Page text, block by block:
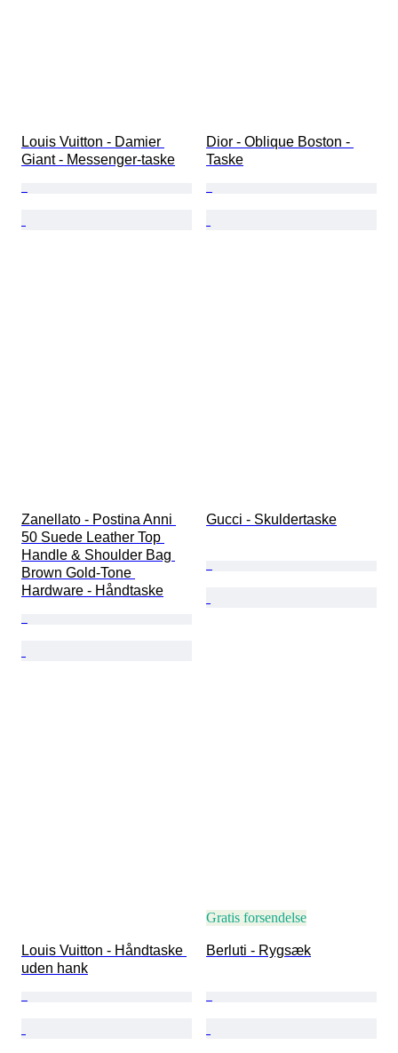
Louis Vuitton - Damier
Giant - Messenger-taske
Dior - Oblique Boston -
Taske
Zanellato - Postina Anni
50 Suede Leather Top
Handle & Shoulder Bag
Brown Gold-Tone
Hardware - Håndtaske
Gucci - Skuldertaske
Louis Vuitton - Håndtaske
uden hank
Gratis forsendelse
Berluti - Rygsæk